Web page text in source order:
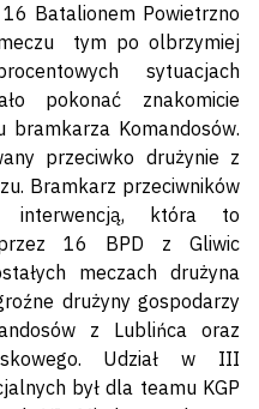
Batalionem Powietrzno
tym po olbrzymiej
sytuacjach
pokonać znakomicie
Komandosów.
przeciwko drużynie z
Bramkarz przeciwników
interwencją, która to
16 BPD z Gliwic
meczach drużyna
drużyny gospodarzy
z Lublińca oraz
Udział w III
był dla teamu KGP